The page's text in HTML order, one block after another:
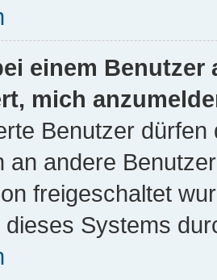
einem
mich
Benutzer
an andere
freigeschaltet
Systems